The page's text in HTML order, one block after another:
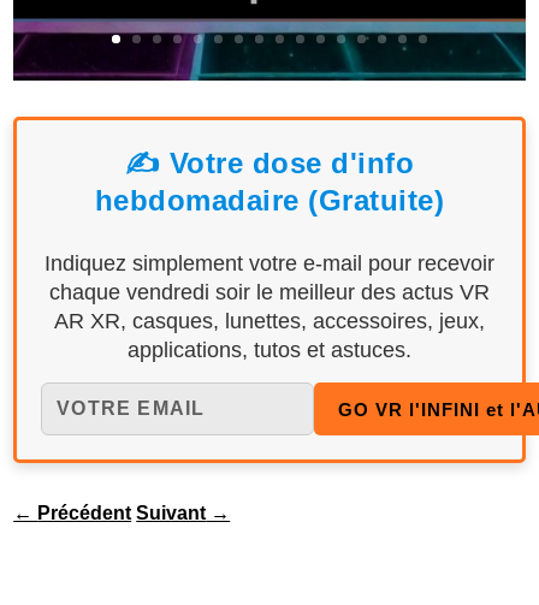
✍️ Votre dose d'info
hebdomadaire (Gratuite)
Indiquez simplement votre e-mail pour recevoir
chaque vendredi soir le meilleur des actus VR
AR XR, casques, lunettes, accessoires, jeux,
applications, tutos et astuces.
← Précédent Suivant →